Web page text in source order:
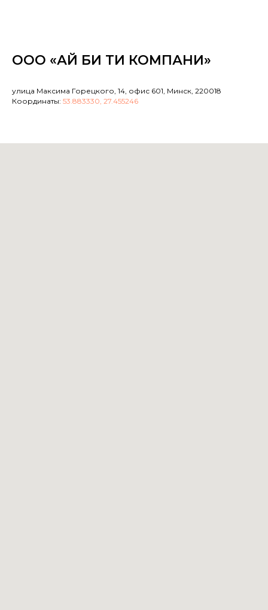
ООО «АЙ БИ ТИ КОМПАНИ»
улица Максима Горецкого, 14, офис 601, Минск, 220018
Координаты: 53.883330, 27.455246